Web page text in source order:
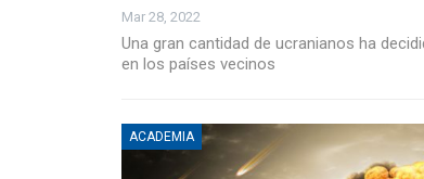
Mar 28, 2022
Una gran cantidad de ucranianos ha
en los países vecinos
ACADEMIA